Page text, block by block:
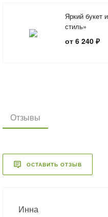
Яркий букет
стиль»
от 6 240 ₽
Отзывы
ОСТАВИТЬ ОТЗЫВ
Инна